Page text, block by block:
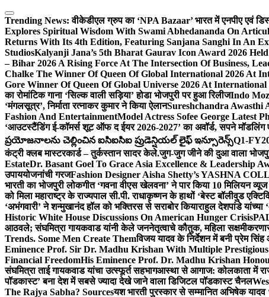
Skip
to
content
Trending News: वीकेडीएल ग्रुप का ‘NPA Bazaar’ भारत में एनपीए एवं
Explores Spiritual Wisdom With Swami Abhedananda On
Returns With Its 4th Edition, Featuring Sanjana Sanghi In An
StudiosKalyanji Jana’s 5th Bharat Gaurav Icon Award 2026
– Bihar 2026 A Rising Force At The Intersection Of Business,
Chalke The Winner Of Queen Of Global International 2026 At
Gore Winner Of Queen Of Global Universe 2026 At
का रोमांटिक गाना ‘सिल्क वाली सड़िया’ होडा भोजपुरी पर हुआ रिलीजIndo
‘मंगलसूत्र’, निर्माता रत्नाकर कुमार ने किया ऐलानSureshchandra Awasthi
Fashion And EntertainmentModel Actress Sofee George Latest
‘आउटस्टैंडिंग ई-कॉमर्स शूट ऑफ द ईयर 2026-2027’ का अवॉर्ड, सपने मॉडलिंग
ప్రయోజనాలను చెల్లించిన ఐసిఐసిఐ ప్రుడెన్షియల్ లైఫ్ ఇన్సూరెన్స్Q1-
कंट्री क्लब मास्टरकार्ड – तुर्कस्तान सादर केले.जुग-जुग जीने की दुआ वाला
EstateDr. Basant Goel To Grace Asia Excellence & Leadership
उपाययोजनांची गरजFashion Designer Aisha Shetty’s YASHNA
भारती का भोजपुरी लोकगीत ‘गवना वीएस खेलवना’ ने पार किया 10 मिलियन
को मिला महाराष्ट्र के राज्यपाल सी.पी. राधाकृष्णन के हाथों ‘बेस्ट बॉलीवुड
‘अभंगवारी’ ने शन्मुखानंद हॉल को भक्तिरस से सराबोर कियाराहुल देशपांडे यांच्या
Historic White House Discussions On American Hunger Crisis
आठवले; संघमित्रा गायकवाड यांनी केले जननेतृत्वाचे कौतुक, महिला
Trends. Some Men Create Themविजय यादव के निर्देशन में बनी प्रेम सिंह
Eminence Prof. Sir Dr. Madhu Krishan With Multiple
Financial FreedomHis Eminence Prof. Dr. Madhu Krishan
संघमित्रा ताई गायकवाड यांचा उत्स्फूर्त सहभागआस्था से आगाज: कोलकाता में
पॉडकास्ट’ बना देश में सबसे ज्यादा देखे जाने वाला डिजिटल पॉडकास्ट चैनल
The Rajya Sabha? Sourcesयश भारती पुरस्कार से सम्मानित अभिषेक यादव